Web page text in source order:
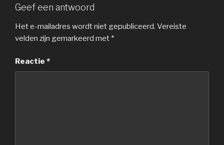
Geef een antwoord
Het e-mailadres wordt niet gepubliceerd. Vereiste
velden zijn gemarkeerd met *
Reactie *